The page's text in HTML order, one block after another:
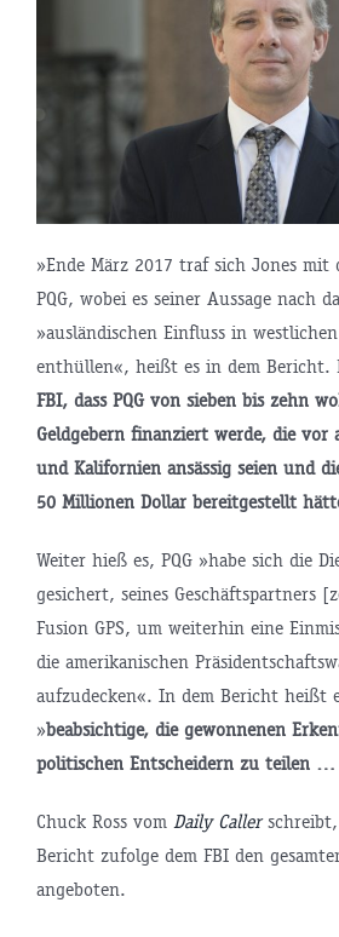
»Ende März 2017 traf sich Jones mit
PQG, wobei es seiner Aussage nach
»ausländischen Einfluss in
enthüllen«, heißt es in dem Bericht.
FBI, dass PQG von sieben bis zehn
Geldgebern finanziert werde, die vor
und Kalifornien ansässig seien und
50 Millionen Dollar bereitgestellt
Weiter hieß es, PQG »habe sich die
gesichert, seines Geschäftspartners
Fusion GPS, um weiterhin eine
die amerikanischen
aufzudecken«. In dem Bericht heißt
»beabsichtige, die gewonnenen
politischen Entscheidern zu teilen …
Chuck Ross vom Daily Callerschreibt,
Bericht zufolge dem FBI den
angeboten.